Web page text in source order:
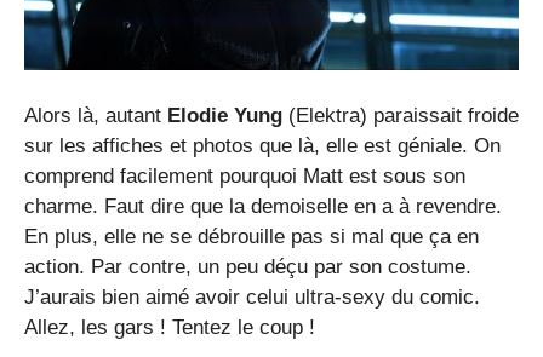
Alors là, autant Elodie Yung (Elektra) paraissait froide
sur les affiches et photos que là, elle est géniale. On
comprend facilement pourquoi Matt est sous son
charme. Faut dire que la demoiselle en a à revendre.
En plus, elle ne se débrouille pas si mal que ça en
action. Par contre, un peu déçu par son costume.
J’aurais bien aimé avoir celui ultra-sexy du comic.
Allez, les gars ! Tentez le coup !